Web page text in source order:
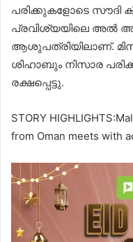
പരിക്കുകളോടെ സൗദി
പ്രവിശ്യയിലെ അൽ
ആശുപത്രിയിലാണ്.
ശിഹാബും നിസാര
രക്ഷപ്പെട്ടു.
STORY
from Oman meets with